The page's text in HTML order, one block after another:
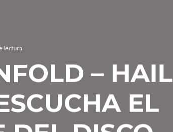
lectura
– HAIL
EL